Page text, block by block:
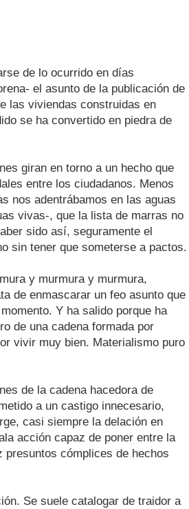
de lo ocurrido en días
el asunto de la publicación de
las viviendas construidas en
se ha convertido en piedra de
giran en torno a un hecho que
entre los ciudadanos. Menos
nos adentrábamos en las aguas
vivas-, que la lista de marras no
sido así, seguramente el
sin tener que someterse a pactos.
y murmura y murmura,
de enmascarar un feo asunto que
Y ha salido porque ha
de una cadena formada por
vivir muy bien. Materialismo puro
de la cadena hacedora de
a un castigo innecesario,
casi siempre la delación en
acción capaz de poner entre la
cómplices de hechos
Se suele catalogar de traidor a